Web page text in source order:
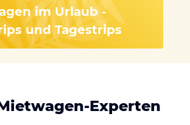
im Urlaub -
und Tagestrips
Experten